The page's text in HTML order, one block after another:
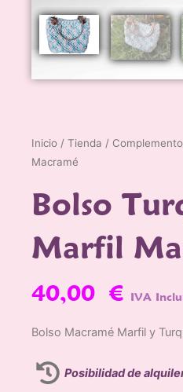
Inicio / Tienda /
Macramé
Bolso
Marfil
40,00 € IVA
Bolso Macramé Marfil y
Posibilidad de